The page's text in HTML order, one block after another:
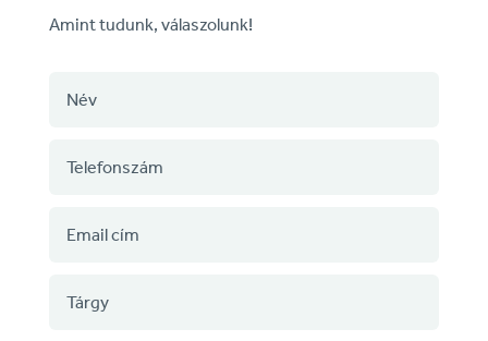
Amint tudunk, válaszolunk!